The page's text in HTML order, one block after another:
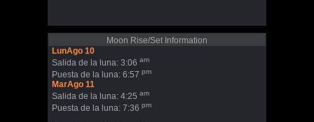
Moon Rise/Set Information
LunAgo 10
Salida de la luna: 3:06 am
Puesta de la luna: 6:57 pm
MarAgo 11
Salida de la luna: 4:25 am
Puesta de la luna: 7:36 pm